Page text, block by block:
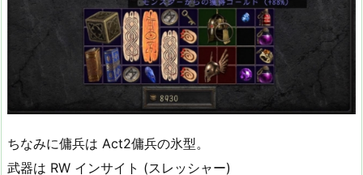
ちなみに傭兵は Act2傭兵の氷型。
武器は RW インサイト (スレッシャー)